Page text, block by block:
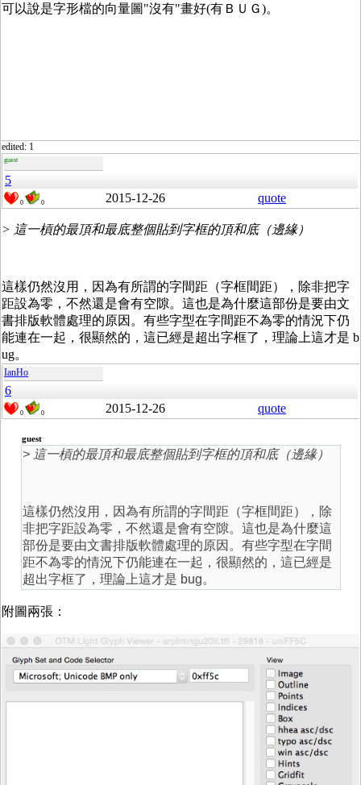
可以說是字形檔的向量圖"沒有"畫好(有ＢＵＧ)。
edited: 1
guest
5
0 0 2015-12-26 quote
> 這一槓的最頂和最底整個貼到字框的頂和底（邊緣）
這樣仍然沒用，因為有所謂的字間距（字框間距），除非把字
距設為零，不然還是會有空隙。這也是為什麼這部份是要由文
書排版軟體處理的原因。有些字型在字間距不為零的情況下仍
能連在一起，很顯然的，這已經是超出字框了，理論上這才是 b
ug。
IanHo
6
0 0 2015-12-26 quote
guest
> 這一槓的最頂和最底整個貼到字框的頂和底（邊緣）
這樣仍然沒用，因為有所謂的字間距（字框間距），除
非把字距設為零，不然還是會有空隙。這也是為什麼這
部份是要由文書排版軟體處理的原因。有些字型在字間
距不為零的情況下仍能連在一起，很顯然的，這已經是
超出字框了，理論上這才是 bug。
附圖兩張：